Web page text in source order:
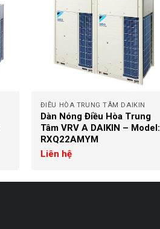
ĐIỀU HÒA TRUNG TÂM DAIKIN
Dàn Nóng Điều Hòa Trung
Tâm VRV A DAIKIN – Model:
RXQ22AMYM
Liên hệ